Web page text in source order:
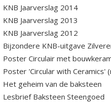
KNB Jaarverslag 2014
KNB Jaarverslag 2013
KNB Jaarverslag 2012
Bijzondere KNB-uitgave
Poster Circulair met
Poster 'Circular with
Het geheim van de baksteen
Lesbrief Baksteen Steengoed